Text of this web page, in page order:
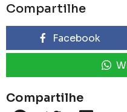
Compartilhe
Compartilhe
Facebook